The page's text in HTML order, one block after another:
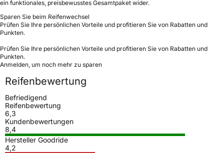
ein funktionales, preisbewusstes Gesamtpaket wider.
Sparen Sie beim Reifenwechsel
Prüfen Sie Ihre persönlichen Vorteile und profitieren Sie von Rabatten und
Punkten.
Prüfen Sie Ihre persönlichen Vorteile und profitieren Sie von Rabatten und
Punkten.
Anmelden, um noch mehr zu sparen
Reifenbewertung
Befriedigend
Reifenbewertung
6,3
Kundenbewertungen
8,4
Hersteller Goodride
4,2